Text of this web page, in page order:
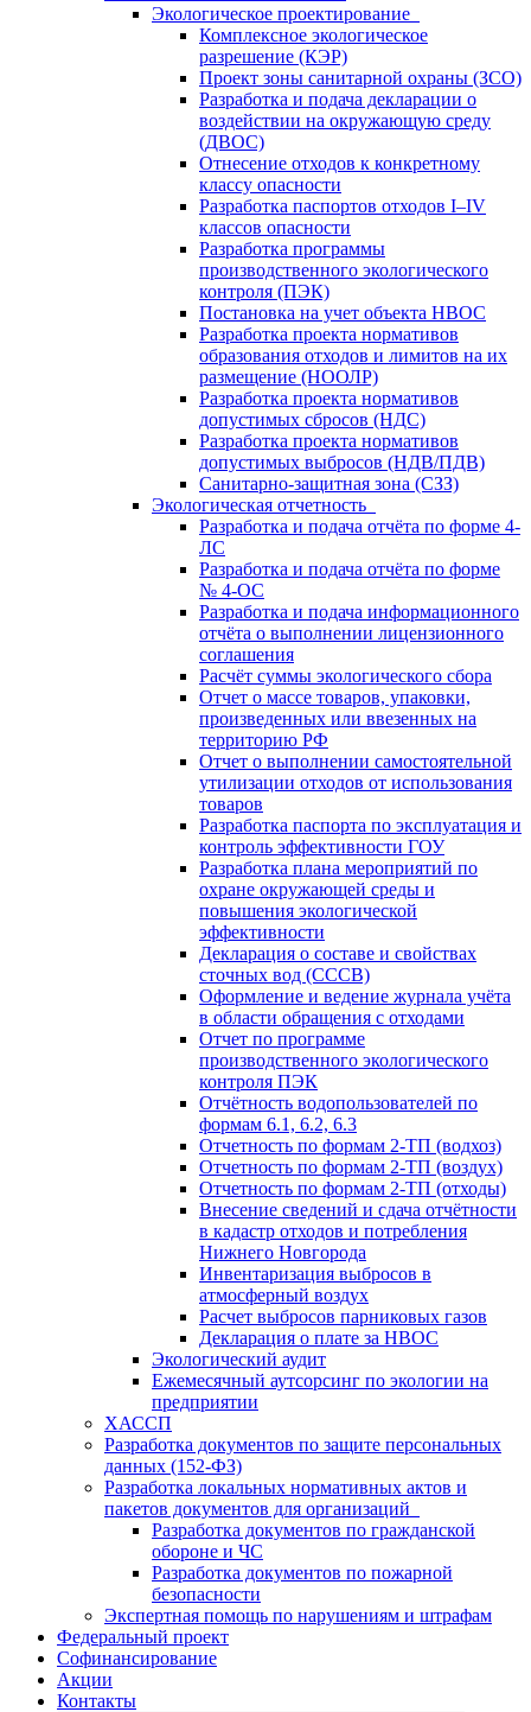
Экологическое проектирование
Комплексное экологическое
разрешение (КЭР)
Проект зоны санитарной охраны (ЗСО)
Разработка и подача декларации о
воздействии на окружающую среду
(ДВОС)
Отнесение отходов к конкретному
классу опасности
Разработка паспортов отходов I–IV
классов опасности
Разработка программы
производственного экологического
контроля (ПЭК)
Постановка на учет объекта НВОС
Разработка проекта нормативов
образования отходов и лимитов на их
размещение (НООЛР)
Разработка проекта нормативов
допустимых сбросов (НДС)
Разработка проекта нормативов
допустимых выбросов (НДВ/ПДВ)
Санитарно-защитная зона (СЗЗ)
Экологическая отчетность
Разработка и подача отчёта по форме 4-
ЛС
Разработка и подача отчёта по форме
№ 4-ОС
Разработка и подача информационного
отчёта о выполнении лицензионного
соглашения
Расчёт суммы экологического сбора
Отчет о массе товаров, упаковки,
произведенных или ввезенных на
территорию РФ
Отчет о выполнении самостоятельной
утилизации отходов от использования
товаров
Разработка паспорта по эксплуатация и
контроль эффективности ГОУ
Разработка плана мероприятий по
охране окружающей среды и
повышения экологической
эффективности
Декларация о составе и свойствах
сточных вод (СССВ)
Оформление и ведение журнала учёта
в области обращения с отходами
Отчет по программе
производственного экологического
контроля ПЭК
Отчётность водопользователей по
формам 6.1, 6.2, 6.3
Отчетность по формам 2-ТП (водхоз)
Отчетность по формам 2-ТП (воздух)
Отчетность по формам 2-ТП (отходы)
Внесение сведений и сдача отчётности
в кадастр отходов и потребления
Нижнего Новгорода
Инвентаризация выбросов в
атмосферный воздух
Расчет выбросов парниковых газов
Декларация о плате за НВОС
Экологический аудит
Ежемесячный аутсорсинг по экологии на
предприятии
ХАССП
Разработка документов по защите персональных
данных (152-ФЗ)
Разработка локальных нормативных актов и
пакетов документов для организаций
Разработка документов по гражданской
обороне и ЧС
Разработка документов по пожарной
безопасности
Экспертная помощь по нарушениям и штрафам
Федеральный проект
Софинансирование
Акции
Контакты